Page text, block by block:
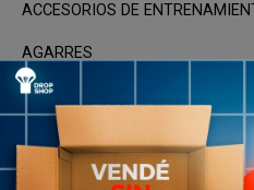
ACCESORIOS DE
AGARRES
ALMOHADILLAS
BANCOS
BANDAS ELÁSTICAS